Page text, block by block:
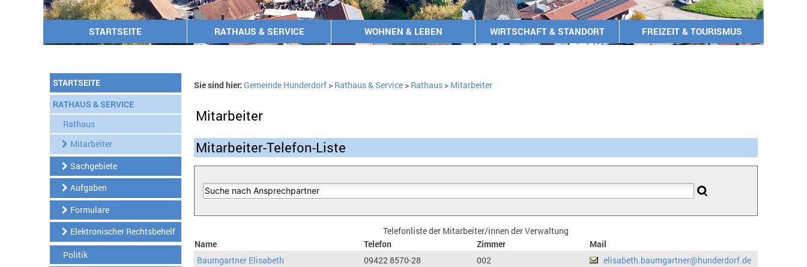
STARTSEITE RATHAUS & SERVICE WOHNEN & LEBEN WIRTSCHAFT & STANDORT FREIZEIT & TOURISMUS
STARTSEITE
RATHAUS & SERVICE
Rathaus
Mitarbeiter
Sachgebiete
Aufgaben
Formulare
Elektronischer Rechtsbehelf
Politik
Sie sind hier: Gemeinde Hunderdorf> Rathaus & Service> Rathaus> Mitarbeiter
Mitarbeiter
Mitarbeiter-Telefon-Liste
Telefonliste der Mitarbeiter/innen der Verwaltung
Name
Telefon Zimmer
Mail
Baumgartner Elisabeth
09422 8570-28 002
elisabeth.baumgartner@hunderdorf.de